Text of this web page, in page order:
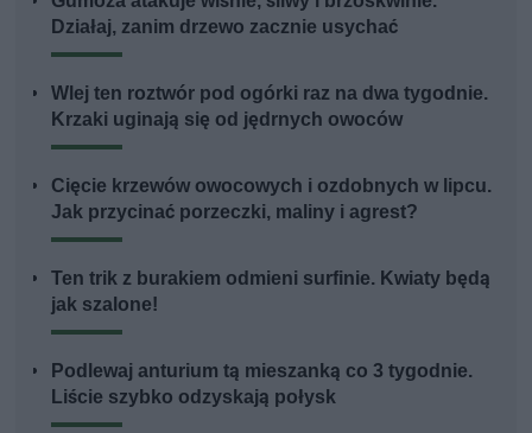
Działaj, zanim drzewo zacznie usychać
Wlej ten roztwór pod ogórki raz na dwa tygodnie.
Krzaki uginają się od jędrnych owoców
Cięcie krzewów owocowych i ozdobnych w lipcu.
Jak przycinać porzeczki, maliny i agrest?
Ten trik z burakiem odmieni surfinie. Kwiaty będą
jak szalone!
Podlewaj anturium tą mieszanką co 3 tygodnie.
Liście szybko odzyskają połysk